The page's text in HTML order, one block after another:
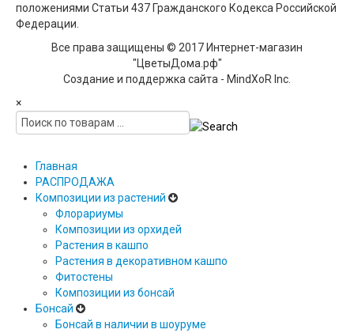
положениями Статьи 437 Гражданского Кодекса Российской
Федерации.
Все права защищены © 2017 Интернет-магазин
"ЦветыДома.рф"
Создание и поддержка сайта - MindXoR Inc.
×
Главная
РАСПРОДАЖА
Композиции из растений
Флорариумы
Композиции из орхидей
Растения в кашпо
Растения в декоративном кашпо
Фитостены
Композиции из бонсай
Бонсай
Бонсай в наличии в шоуруме